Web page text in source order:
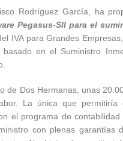
Rodríguez García, ha
Pegasus-SII para el
IVA para Grandes
en el Suministro
de Dos Hermanas, unas
La única que permitiría
el programa de contabilidad
con plenas garantías